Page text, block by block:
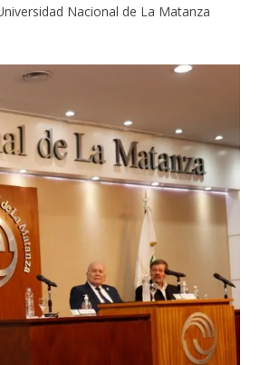
Nacional de La Matanza